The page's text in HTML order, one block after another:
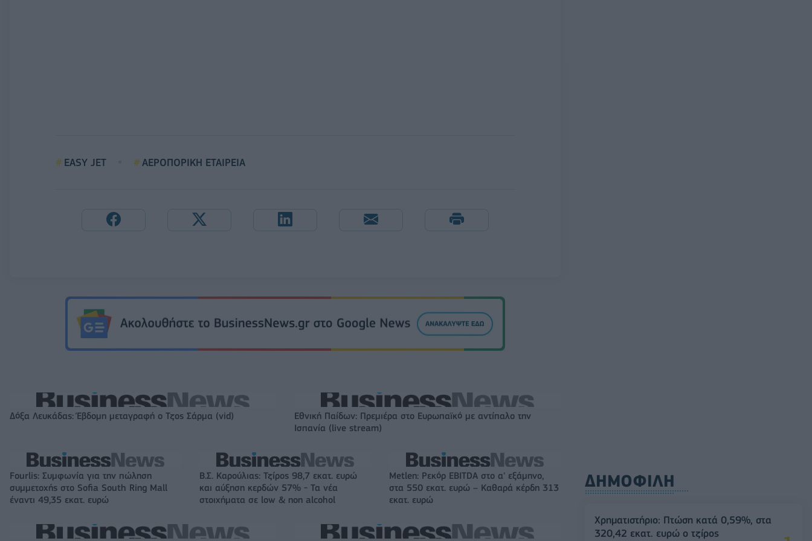
EASY JET ΑΕΡΟΠΟΡΙΚΗ ΕΤΑΙΡΕΙΑ
Δόξα Λευκάδας: Έβδομη μεταγραφή ο Τζος Σάρμα (vid)
Εθνική Παίδων: Πρεμιέρα στο Ευρωπαϊκό με αντίπαλο την
Ισπανία (live stream)
Fourlis: Συμφωνία για την πώληση
συμμετοχής στο Sofia South Ring Mall
έναντι 49,35 εκατ. ευρώ
Β.Σ. Καρούλιας: Τζίρος 98,7 εκατ. ευρώ
και αύξηση κερδών 57% - Τα νέα
στοιχήματα σε low & non alcohol
Metlen: Ρεκόρ EBITDA στο α' εξάμηνο,
στα 550 εκατ. ευρώ – Καθαρά κέρδη 313
εκατ. ευρώ
ΔΗΜΟΦΙΛΗ
Χρηματιστήριο: Πτώση κατά 0,59%, στα
320,42 εκατ. ευρώ ο τζίρος